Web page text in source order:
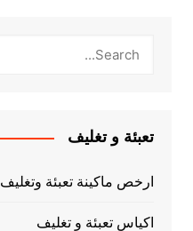
تعبئة و تغليف
ارخص ماكينة تعبئة وتغليف
اكياس تعبئة و تغليف